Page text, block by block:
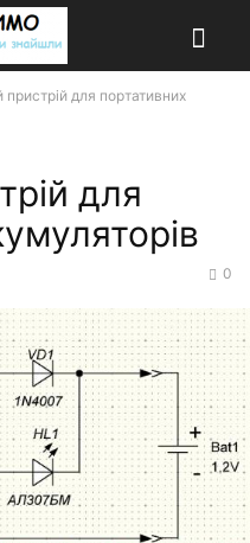
пристрій для портативних
для
0